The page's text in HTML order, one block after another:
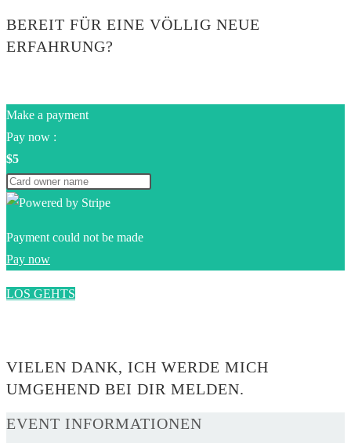
BEREIT FÜR EINE VÖLLIG NEUE
ERFAHRUNG?
Make a payment
Pay now :
$5
Payment could not be made
Pay now
LOS GEHTS
VIELEN DANK, ICH WERDE MICH
UMGEHEND BEI DIR MELDEN.
EVENT INFORMATIONEN